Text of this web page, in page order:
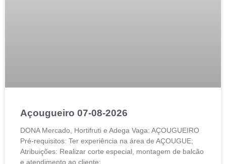
Açougueiro 07-08-2026
DONA Mercado, Hortifruti e Adega Vaga: AÇOUGUEIRO
Pré-requisitos: Ter experiência na área de AÇOUGUE;
Atribuições: Realizar corte especial, montagem de balcão
e atendimento ao cliente;